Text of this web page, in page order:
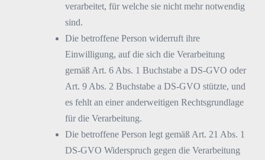
verarbeitet, für welche sie nicht mehr notwendig
sind.
Die betroffene Person widerruft ihre
Einwilligung, auf die sich die Verarbeitung
gemäß Art. 6 Abs. 1 Buchstabe a DS-GVO oder
Art. 9 Abs. 2 Buchstabe a DS-GVO stützte, und
es fehlt an einer anderweitigen Rechtsgrundlage
für die Verarbeitung.
Die betroffene Person legt gemäß Art. 21 Abs. 1
DS-GVO Widerspruch gegen die Verarbeitung